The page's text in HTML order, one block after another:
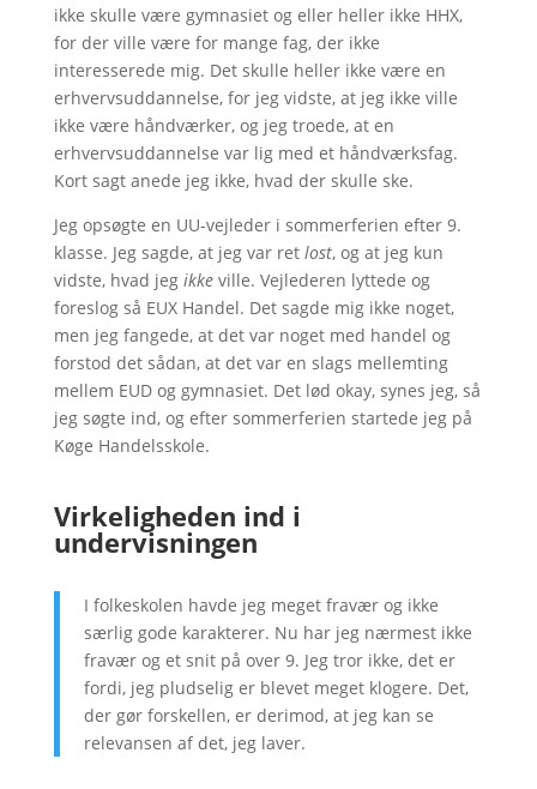
ikke skulle være gymnasiet og eller heller ikke HHX,
for der ville være for mange fag, der ikke
interesserede mig. Det skulle heller ikke være en
erhvervsuddannelse, for jeg vidste, at jeg ikke ville
ikke være håndværker, og jeg troede, at en
erhvervsuddannelse var lig med et håndværksfag.
Kort sagt anede jeg ikke, hvad der skulle ske.
Jeg opsøgte en UU-vejleder i sommerferien efter 9.
klasse. Jeg sagde, at jeg var ret lost, og at jeg kun
vidste, hvad jeg ikkeville. Vejlederen lyttede og
foreslog så EUX Handel. Det sagde mig ikke noget,
men jeg fangede, at det var noget med handel og
forstod det sådan, at det var en slags mellemting
mellem EUD og gymnasiet. Det lød okay, synes jeg, så
jeg søgte ind, og efter sommerferien startede jeg på
Køge Handelsskole.
Virkeligheden ind i
undervisningen
I folkeskolen havde jeg meget fravær og ikke
særlig gode karakterer. Nu har jeg nærmest ikke
fravær og et snit på over 9. Jeg tror ikke, det er
fordi, jeg pludselig er blevet meget klogere. Det,
der gør forskellen, er derimod, at jeg kan se
relevansen af det, jeg laver.